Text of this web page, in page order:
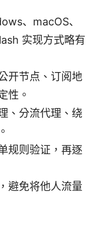
、macOS、
实现方式略有
开节点、订阅地
性。
、分流代理、绕
规则验证，再逐
避免将他人流量